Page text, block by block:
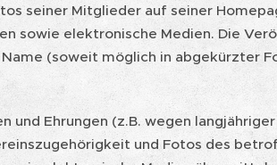
seiner Mitglieder auf seiner
sowie elektronische Medien. Die
(soweit möglich in abgekürzter
und Ehrungen (z.B. wegen
und Fotos des